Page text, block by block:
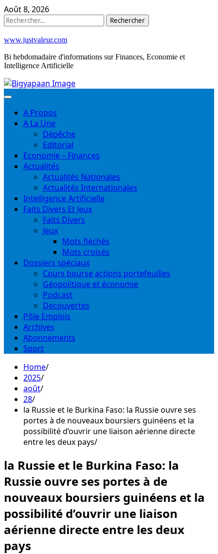
Skip
to
Août 8, 2026
Rechercher :
www.justvaleur.com
Bi hebdomadaire d'informations sur Finances, Economie et
Intelligence Artificielle
A Propos
A La Une
Dépêche
Editorial
Economie – Finances
Actualités
Actualités Nationales
Actualités Internationales
Intelligence Artificielle
Faits Divers Et Jeux
Faits Divers
Jeux
Mots fléchés
Mots croisés
Dossiers spéciaux
Cours bourse actions portefeuilles
Géopolitique et économie
Podcast
Decouvertes
Pôle Emplois
Archives
Abonnements
Sport
Home
2025
août
28
la Russie et le Burkina Faso: la Russie ouvre ses
portes à de nouveaux boursiers guinéens et la
possibilité d’ouvrir une liaison aérienne directe
entre les deux pays
la Russie et le Burkina Faso: la
Russie ouvre ses portes à de
nouveaux boursiers guinéens et la
possibilité d’ouvrir une liaison
aérienne directe entre les deux
pays